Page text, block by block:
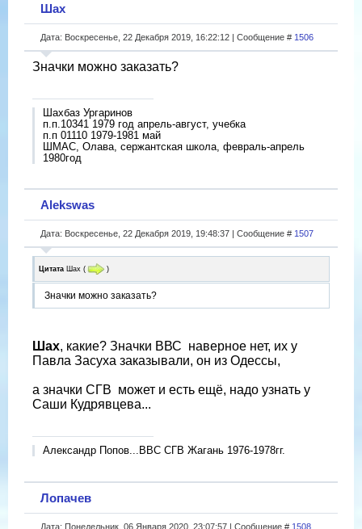
Шах
Дата: Воскресенье, 22 Декабря 2019, 16:22:12 | Сообщение # 1506
Значки можно заказать?
Шахбаз Ургаринов
п.п.10341 1979 год апрель-август, учебка
п.п 01110 1979-1981 май
ШМАС, Олава, сержантская школа, февраль-апрель
1980год
Alekswas
Дата: Воскресенье, 22 Декабря 2019, 19:48:37 | Сообщение # 1507
Цитата Шах ( )
Значки можно заказать?
Шах, какие? Значки ВВС наверное нет, их у
Павла Засуха заказывали, он из Одессы,
а значки СГВ может и есть ещё, надо узнать у
Саши Кудрявцева...
Александр Попов...ВВС СГВ Жагань 1976-1978гг.
Лопачев
Дата: Понедельник, 06 Января 2020, 23:07:57 | Сообщение # 1508